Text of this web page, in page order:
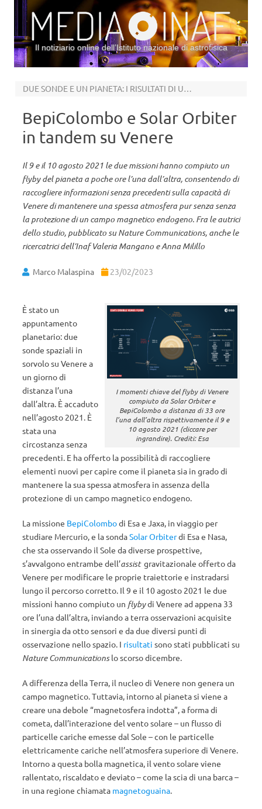
Il notiziario online dell’Istituto nazionale di astrofisica
DUE SONDE E UN PIANETA: I RISULTATI DI UN INEDITO APPUNTAMENTO A TRE
BepiColombo e Solar Orbiter
in tandem su Venere
Il 9 e il 10 agosto 2021 le due missioni hanno compiuto un
flyby del pianeta a poche ore l’una dall’altra, consentendo di
raccogliere informazioni senza precedenti sulla capacità di
Venere di mantenere una spessa atmosfera pur senza senza
la protezione di un campo magnetico endogeno. Fra le autrici
dello studio, pubblicato su Nature Communications, anche le
ricercatrici dell’Inaf Valeria Mangano e Anna Milillo
Marco Malaspina 23/02/2023
I momenti chiave del flyby di Venere
compiuto da Solar Orbiter e
BepiColombo a distanza di 33 ore
l’una dall’altra rispettivamente il 9 e
10 agosto 2021 (cliccare per
ingrandire). Crediti: Esa
È stato un
appuntamento
planetario: due
sonde spaziali in
sorvolo su Venere a
un giorno di
distanza l’una
dall’altra. È accaduto
nell’agosto 2021. È
stata una
circostanza senza
precedenti. E ha offerto la possibilità di raccogliere
elementi nuovi per capire come il pianeta sia in grado di
mantenere la sua spessa atmosfera in assenza della
protezione di un campo magnetico endogeno.
La missione BepiColombodi Esa e Jaxa, in viaggio per
studiare Mercurio, e la sondaSolar Orbiterdi Esa e Nasa,
che sta osservando il Sole da diverse prospettive,
s’avvalgono entrambe dell’assistgravitazionale offerto da
Venere per modificare le proprie traiettorie e instradarsi
lungo il percorso corretto. Il 9 e il 10 agosto 2021 le due
missioni hanno compiuto un flybydi Venere ad appena 33
ore l’una dall’altra, inviando a terra osservazioni acquisite
in sinergia da otto sensori e da due diversi punti di
osservazione nello spazio. I risultati sono stati pubblicati su
Nature Communicationslo scorso dicembre.
A differenza della Terra, il nucleo di Venere non genera un
campo magnetico. Tuttavia, intorno al pianeta si viene a
creare una debole “magnetosfera indotta”, a forma di
cometa, dall’interazione del vento solare – un flusso di
particelle cariche emesse dal Sole – con le particelle
elettricamente cariche nell’atmosfera superiore di Venere.
Intorno a questa bolla magnetica, il vento solare viene
rallentato, riscaldato e deviato – come la scia di una barca –
in una regione chiamata magnetoguaina.